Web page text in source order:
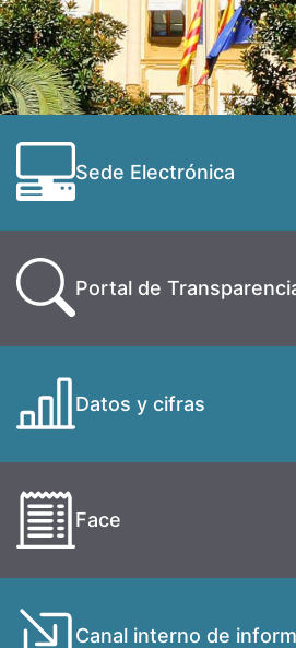
Sede Electrónica
Portal de
Datos y cifras
Face
Canal interno de